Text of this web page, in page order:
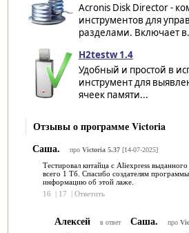
Acronis Disk Director -
инструментов для
разделами. Включает
H2testw 1.4
Удобный и простой в
инструмент для
ячеек памяти...
Отзывы о программе Victoria
Саша.
про Victoria 5.37[14-07-2025]
Тестировал китайца с Aliexpress
всего 1 Тб. Спасибо создателям
информацию об этой лаже.
16
| 17 | Ответить
Алексей в ответ Саша. про